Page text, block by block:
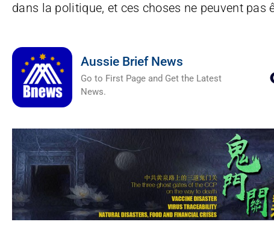
dans la politique, et ces choses ne peuvent pas
Aussie Brief News
Go to First Page and Get the Latest
News.